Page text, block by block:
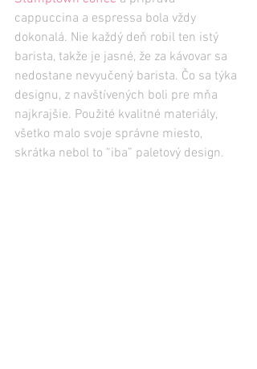
cappuccina a espressa bola vždy
dokonalá. Nie každý deň robil ten istý
barista, takže je jasné, že za kávovar sa
nedostane nevyučený barista. Čo sa týka
designu, z navštívených boli pre mňa
najkrajšie. Použité kvalitné materiály,
všetko malo svoje správne miesto,
skrátka nebol to “iba” paletový design.